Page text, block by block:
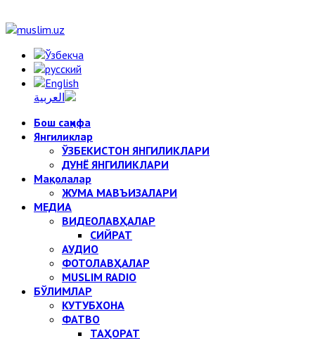
Бош саҳифа
Янгиликлар
ЎЗБЕКИСТОН ЯНГИЛИКЛАРИ
ДУНЁ ЯНГИЛИКЛАРИ
Мақолалар
ЖУМА МАВЪИЗАЛАРИ
МЕДИА
ВИДЕОЛАВҲАЛАР
СИЙРАТ
АУДИО
ФОТОЛАВҲАЛАР
MUSLIM RADIO
БЎЛИМЛАР
КУТУБХОНА
ФАТВО
ТАҲОРАТ